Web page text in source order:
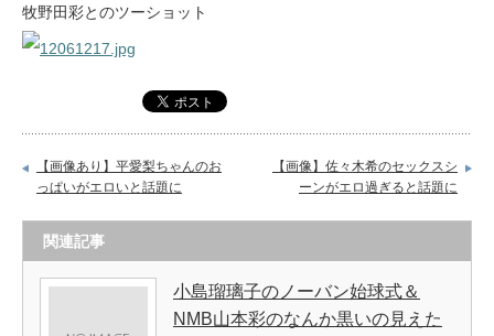
牧野田彩とのツーショット
【画像あり】平愛梨ちゃんのお
っぱいがエロいと話題に
【画像】佐々木希のセックスシ
ーンがエロ過ぎると話題に
関連記事
小島瑠璃子のノーバン始球式＆
NMB山本彩のなんか黒いの見えた